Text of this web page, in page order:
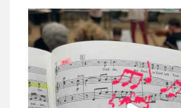
stuttgarter_oratorienchor
Juli 23